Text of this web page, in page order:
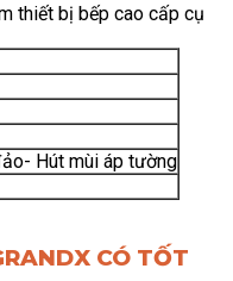
thiết bị bếp cao cấp cụ
Hút mùi áp tường
CÓ TỐT